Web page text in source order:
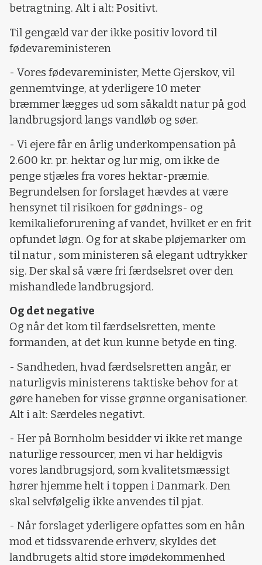
betragtning. Alt i alt: Positivt.
Til gengæld var der ikke positiv lovord til
fødevareministeren
- Vores fødevareminister, Mette Gjerskov, vil
gennemtvinge, at yderligere 10 meter
bræmmer lægges ud som såkaldt natur på god
landbrugsjord langs vandløb og søer.
- Vi ejere får en årlig underkompensation på
2.600 kr. pr. hektar og lur mig, om ikke de
penge stjæles fra vores hektar-præmie.
Begrundelsen for forslaget hævdes at være
hensynet til risikoen for gødnings- og
kemikalieforurening af vandet, hvilket er en frit
opfundet løgn. Og for at skabe pløjemarker om
til natur , som ministeren så elegant udtrykker
sig. Der skal så være fri færdselsret over den
mishandlede landbrugsjord.
Og det negative
Og når det kom til færdselsretten, mente
formanden, at det kun kunne betyde en ting.
- Sandheden, hvad færdselsretten angår, er
naturligvis ministerens taktiske behov for at
gøre haneben for visse grønne organisationer.
Alt i alt: Særdeles negativt.
- Her på Bornholm besidder vi ikke ret mange
naturlige ressourcer, men vi har heldigvis
vores landbrugsjord, som kvalitetsmæssigt
hører hjemme helt i toppen i Danmark. Den
skal selvfølgelig ikke anvendes til pjat.
- Når forslaget yderligere opfattes som en hån
mod et tidssvarende erhverv, skyldes det
landbrugets altid store imødekommenhed